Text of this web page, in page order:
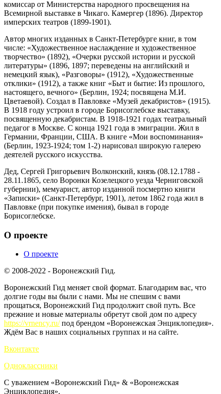
комиссар от Министерства народного просвещения на
Всемирной выставке в Чикаго. Камергер (1896). Директор
имперских театров (1899-1901).
Автор многих изданных в Санкт-Петербурге книг, в том
числе: «Художественное наслаждение и художественное
творчество» (1892), «Очерки русской истории и русской
литературы» (1896, 1897; переведены на английский и
немецкий язык), «Разговоры» (1912), «Художественные
отклики» (1912), а также книг «Быт и бытие: Из прошлого,
настоящего, вечного» (Берлин, 1924; посвящена М.И.
Цветаевой). Создал в Павловке «Музей декабристов» (1915).
В 1918 году устроил в городе Борисоглебске выставку,
посвященную декабристам. В 1918-1921 годах театральный
педагог в Москве. С конца 1921 года в эмиграции. Жил в
Германии, Франции, США. В книге «Мои воспоминания»
(Берлин, 1923-1924; том 1-2) нарисовал широкую галерею
деятелей русского искусства.
Дед, Сергей Григорьевич Волконский, князь (08.12.1788 -
28.11.1865, село Воронки Козелецкого уезда Черниговской
губернии), мемуарист, автор изданной посмертно книги
«Записки» (Санкт-Петербург, 1901), летом 1862 года жил в
Павловке (при покупке имения), бывал в городе
Борисоглебске.
О проекте
О проекте
© 2008-2022 - Воронежский Гид.
Воронежский Гид меняет свой формат. Благодарим вас, что
долгие годы вы были с нами. Мы не спешим с вами
прощаться, Воронежский Гид продолжит свой путь. Все
прежние и новые материалы обретут свой дом по адресу
https://vrnency.ru/под брендом «Воронежская Энциклопедия».
Ждём Вас в наших социальных группах и на сайте.
Вконтакте
Одноклассники
С уважением «Воронежский Гид» & «Воронежская
Энциклопедия».